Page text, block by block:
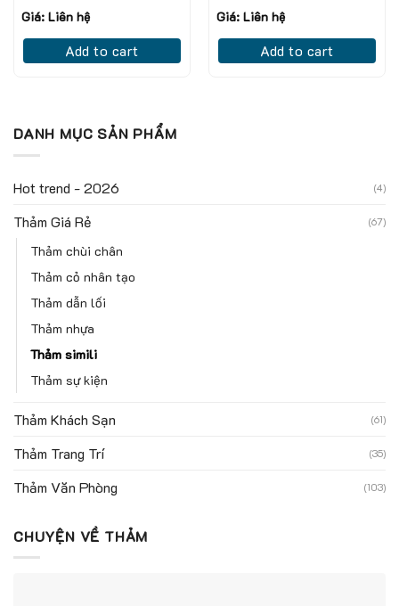
Giá: Liên hệ
Add to cart
Giá: Liên hệ
Add to cart
DANH MỤC SẢN PHẨM
Hot trend - 2026 (4)
Thảm Giá Rẻ (67)
Thảm chùi chân
Thảm cỏ nhân tạo
Thảm dẫn lối
Thảm nhựa
Thảm simili
Thảm sự kiện
Thảm Khách Sạn (61)
Thảm Trang Trí (35)
Thảm Văn Phòng (103)
CHUYỆN VỀ THẢM